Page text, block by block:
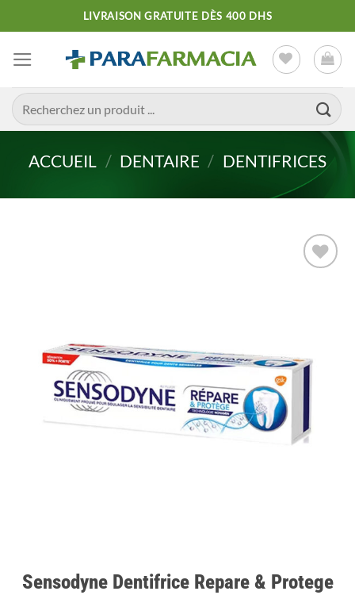
au
contenu
LIVRAISON GRATUITE DÈS 400 DHS
Recherche
pour :
ACCUEIL / DENTAIRE / DENTIFRICES
Sensodyne Dentifrice Repare & Protege